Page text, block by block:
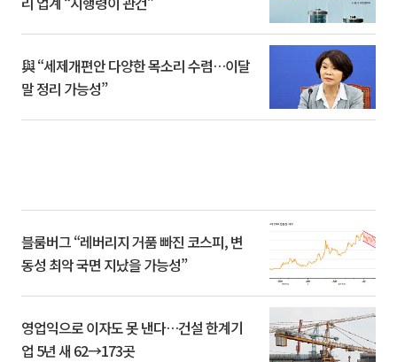
與 “세제개편안 다양한 목소리 수렴…이달
말 정리 가능성”
블룸버그 “레버리지 거품 빠진 코스피, 변
동성 최악 국면 지났을 가능성”
영업익으로 이자도 못 낸다…건설 한계기
업 5년 새 62→173곳